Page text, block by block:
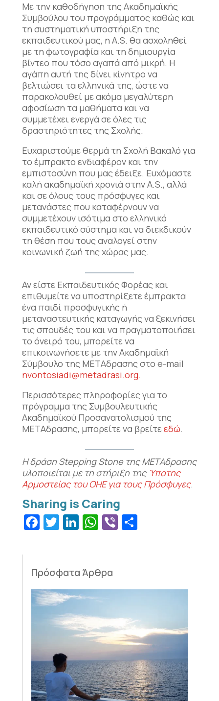
Με την καθοδήγηση της Ακαδημαϊκής
Συμβούλου του προγράμματος καθώς και
τη συστηματική υποστήριξη της
εκπαιδευτικού μας, η Α.S. θα ασχοληθεί
με τη φωτογραφία και τη δημιουργία
βίντεο που τόσο αγαπά από μικρή. Η
αγάπη αυτή της δίνει κίνητρο να
βελτιώσει τα ελληνικά της, ώστε να
παρακολουθεί με ακόμα μεγαλύτερη
αφοσίωση τα μαθήματα και να
συμμετέχει ενεργά σε όλες τις
δραστηριότητες της Σχολής.
Ευχαριστούμε θερμά τη Σχολή Βακαλό για
το έμπρακτο ενδιαφέρον και την
εμπιστοσύνη που μας έδειξε. Ευχόμαστε
καλή ακαδημαϊκή χρονιά στην Α.S., αλλά
και σε όλους τους πρόσφυγες και
μετανάστες που καταφέρνουν να
συμμετέχουν ισότιμα στο ελληνικό
εκπαιδευτικό σύστημα και να διεκδικούν
τη θέση που τους αναλογεί στην
κοινωνική ζωή της χώρας μας.
Αν είστε Εκπαιδευτικός Φορέας και
επιθυμείτε να υποστηρίξετε έμπρακτα
ένα παιδί προσφυγικής ή
μεταναστευτικής καταγωγής να ξεκινήσει
τις σπουδές του και να πραγματοποιήσει
το όνειρό του, μπορείτε να
επικοινωνήσετε με την Ακαδημαϊκή
Σύμβουλο της ΜΕΤΑδρασης στο e-mail
nvontosiadi@metadrasi.org.
Περισσότερες πληροφορίες για το
πρόγραμμα της Συμβουλευτικής
Ακαδημαϊκού Προσανατολισμού της
ΜΕΤΑδρασης, μπορείτε να βρείτεεδώ.
Η δράση Stepping Stone της ΜΕΤΑδρασης
υλοποιείται με τη στήριξη της Ύπατης
Αρμοστείας του ΟΗΕ για τους Πρόσφυγες.
Facebook
Twitter
LinkedIn
WhatsApp
Viber
Πρόσφατα Άρθρα